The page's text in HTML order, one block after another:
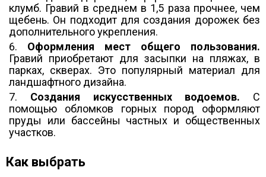
клумб. Гравий в среднем в 1,5 раза прочнее, чем
щебень. Он подходит для создания дорожек без
дополнительного укрепления.
Оформления мест общего пользования.
Гравий приобретают для засыпки на пляжах, в
парках, скверах. Это популярный материал для
ландшафтного дизайна.
Создания искусственных водоемов. С
помощью обломков горных пород оформляют
пруды или бассейны частных и общественных
участков.
Как выбрать